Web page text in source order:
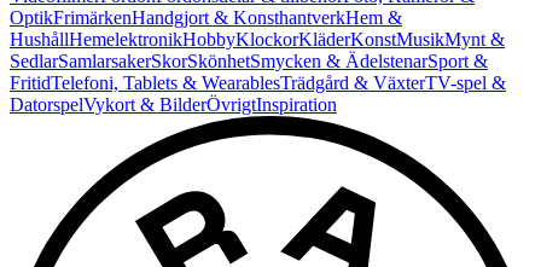
OptikFrimärkenHandgjort & KonsthantverkHem &
HushållHemelektronikHobbyKlockorKläderKonstMusikMynt &
SedlarSamlarsakerSkorSkönhetSmycken & ÄdelstenarSport &
FritidTelefoni, Tablets & WearablesTrädgård & VäxterTV-spel &
DatorspelVykort & BilderÖvrigtInspiration